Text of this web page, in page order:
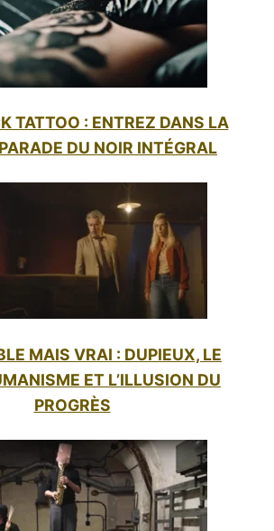
TATTOO : ENTREZ DANS LA
DU NOIR INTÉGRAL
MAIS VRAI : DUPIEUX, LE
ET L’ILLUSION DU
PROGRÈS